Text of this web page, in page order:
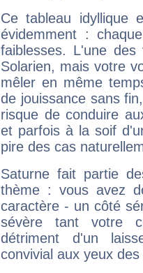
Ce tableau idyllique
évidemment :
faiblesses. L'une
Solarien, mais votre
mêler en même
de jouissance sans
risque de conduire
et parfois à la soif
pire des cas
Saturne fait partie
thème : vous avez
caractère - un côté
sévère tant votre
détriment d'un
convivial aux yeux